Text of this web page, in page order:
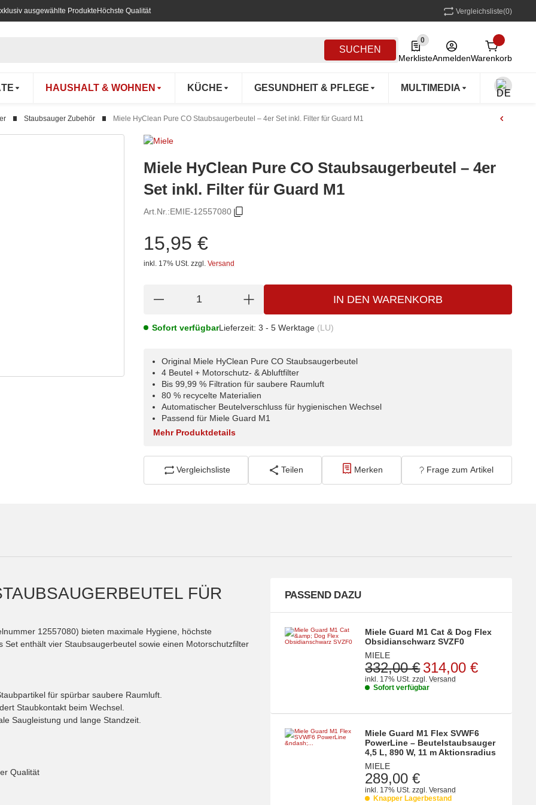
ausgewählte Produkte Höchste Qualität Vergleichsliste(0)
SUCHEN
0
0 Produkte in der Liste
MerklisteAnmeldenWarenkorb
HAUSHALT & WOHNEN KÜCHE GESUNDHEIT & PFLEGE MULTIMEDIA
Staubsauger Zubehör Miele HyClean Pure CO Staubsaugerbeutel – 4er Set inkl. Filter für Guard M1
Miele HyClean Pure CO Staubsaugerbeutel – 4er
Set inkl. Filter für Guard M1
Art.Nr.:EMIE-12557080
15,95 €
inkl. 17% USt. zzgl. Versand
IN DEN WARENKORB
Sofort verfügbarLieferzeit: 3 - 5 Werktage (LU)
Original Miele HyClean Pure CO Staubsaugerbeutel
4 Beutel + Motorschutz- & Abluftfilter
Bis 99,99 % Filtration für saubere Raumluft
80 % recycelte Materialien
Automatischer Beutelverschluss für hygienischen Wechsel
Passend für Miele Guard M1
Mehr Produktdetails
Vergleichsliste Teilen Merken Frage zum Artikel
FÜR
12557080) bieten maximale Hygiene, höchste
enthält vier Staubsaugerbeutel sowie einen Motorschutzfilter
für spürbar saubere Raumluft.
Staubkontakt beim Wechsel.
Saugleistung und lange Standzeit.
Qualität
PASSEND DAZU
Miele Guard M1 Cat & Dog Flex
Obsidianschwarz SVZF0
MIELE
314,00 €
332,00 €
inkl. 17% USt. zzgl.Versand
Sofort verfügbar
Miele Guard M1 Flex SVWF6
PowerLine – Beutelstaubsauger
4,5 L, 890 W, 11 m Aktionsradius
MIELE
289,00 €
inkl. 17% USt. zzgl.Versand
Knapper Lagerbestand